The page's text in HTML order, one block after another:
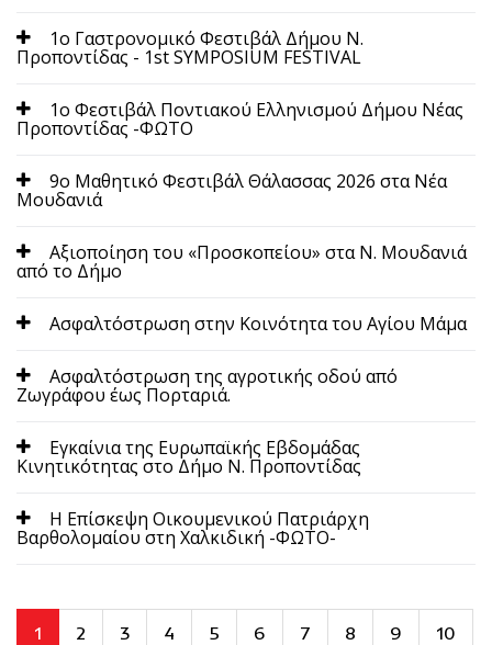
1o Γαστρονομικό Φεστιβάλ Δήμου Ν.
Προποντίδας - 1st SYMPOSIUM FESTIVAL
1ο Φεστιβάλ Ποντιακού Ελληνισμού Δήμου Νέας
Προποντίδας -ΦΩΤΟ
9ο Μαθητικό Φεστιβάλ Θάλασσας 2026 στα Νέα
Μουδανιά
Aξιοποίηση του «Προσκοπείου» στα Ν. Μουδανιά
από το Δήμο
Aσφαλτόστρωση στην Κοινότητα του Αγίου Μάμα
Aσφαλτόστρωση της αγροτικής οδού από
Ζωγράφου έως Πορταριά.
Eγκαίνια της Ευρωπαϊκής Εβδομάδας
Κινητικότητας στο Δήμο Ν. Προποντίδας
H Επίσκεψη Οικουμενικού Πατριάρχη
Βαρθολομαίου στη Χαλκιδική -ΦΩΤΟ-
1 2 3 4 5 6 7 8 9 10